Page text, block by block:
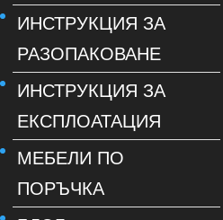
ИНСТРУКЦИЯ ЗА
РАЗОПАКОВАНЕ
ИНСТРУКЦИЯ ЗА
ЕКСПЛОАТАЦИЯ
МЕБЕЛИ ПО
ПОРЪЧКА